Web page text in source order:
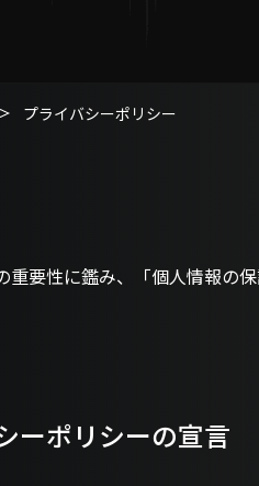
プライバシーポリシー
重要性に鑑み、「個人情報の
ーポリシーの宣言